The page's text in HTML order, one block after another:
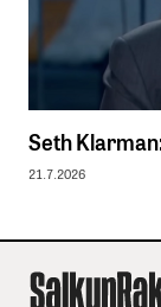
Seth
21.7.2026